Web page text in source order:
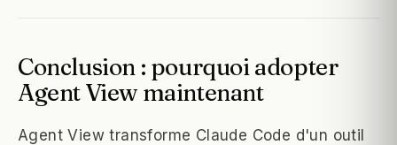
Conclusion : pourquoi adopter
Agent View maintenant
Agent View transforme Claude Code d'un outil